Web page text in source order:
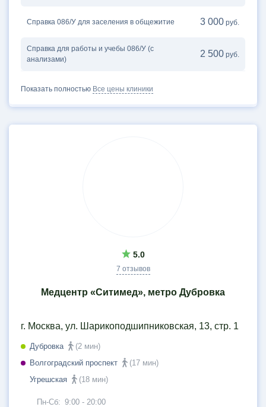
Справка 086/У для заселения в общежитие 3 000 руб.
Справка для работы и учебы 086/У (с
анализами)
2 500 руб.
Показать полностью Все цены клиники
5.0
7 отзывов
Медцентр «Ситимед», метро Дубровка
г. Москва, ул. Шарикоподшипниковская, 13, стр. 1
Дубровка
(2 мин)
Волгоградский проспект
(17 мин)
Угрешская
(18 мин)
Пн-Сб: 9:00 - 20:00